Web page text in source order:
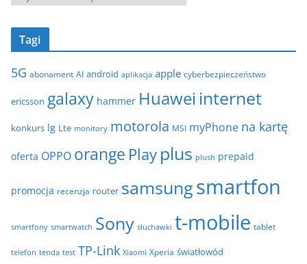
e
r
c
w
Tagi
5G abonament AI android aplikacja apple cyberbezpieczeństwo
ericsson galaxy hammer Huawei internet
konkurs lg Lte monitory motorola MSI myPhone na kartę
oferta OPPO orange Play plus plush prepaid
promocja recenzja router samsungsmartfon
smartfony smartwatch Sony słuchawki t-mobile tablet
telefon tenda test TP-Link Xiaomi Xperia światłowód